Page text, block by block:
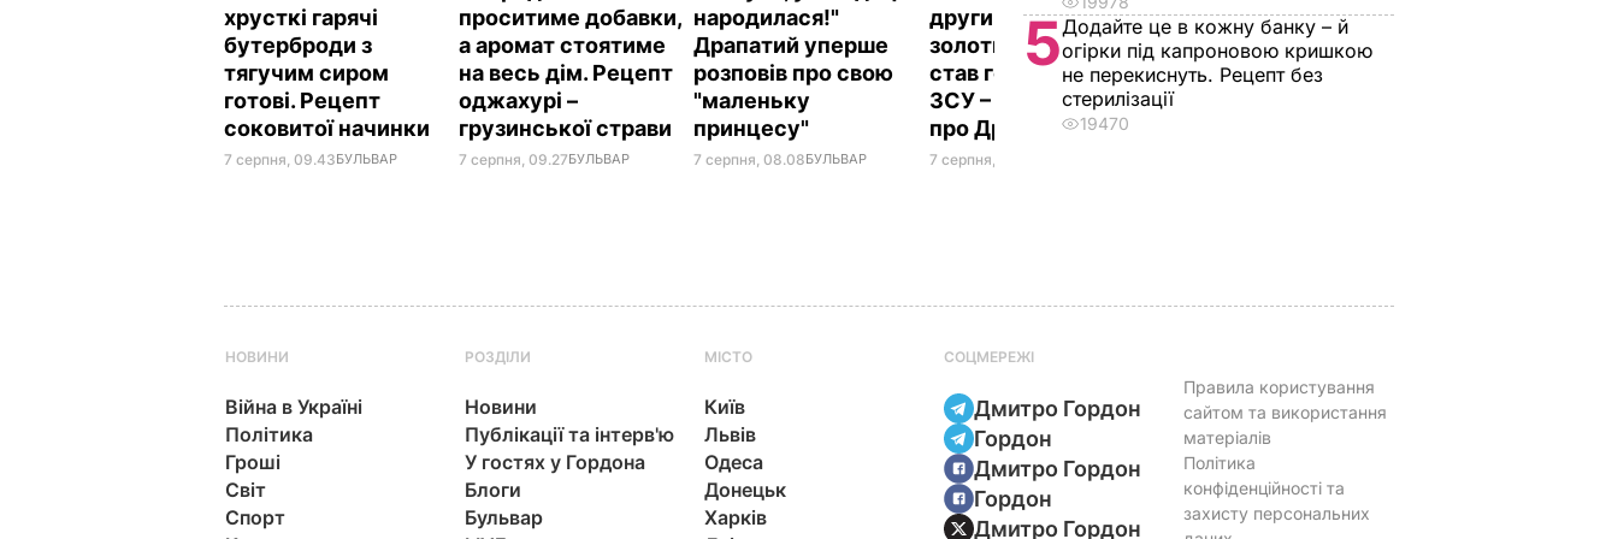
хрусткі гарячі
бутерброди з
тягучим сиром
готові. Рецепт
соковитої начинки
7 серпня, 09.43БУЛЬВАР
проситиме добавки,
а аромат стоятиме
на весь дім. Рецепт
оджахурі –
грузинської страви
7 серпня, 09.27БУЛЬВАР
народилася!"
Драпатий уперше
розповів про свою
"маленьку
принцесу"
7 серпня, 08.08БУЛЬВАР
другим номером". Як
золотий медаліст
став головкомом
ЗСУ – найцікавіше
про Драпатого
7 серпня, 07.07
перевага".
Спадкоємиця
британського
престолу
5Додайте це в кожну банку – й
огірки під капроновою кришкою
не перекиснуть. Рецепт без
стерилізації
19470
НОВИНИ
Війна в Україні
Політика
Гроші
Світ
Спорт
РОЗДІЛИ
Новини
Публікації та інтерв'ю
У гостях у Гордона
Блоги
Бульвар
МІСТО
Київ
Львів
Одеса
Донецьк
Харків
СОЦМЕРЕЖІ
Дмитро Гордон
Гордон
Дмитро Гордон
Гордон
Дмитро Гордон
Правила користування
сайтом та використання
матеріалів
Політика
конфіденційності та
захисту персональних